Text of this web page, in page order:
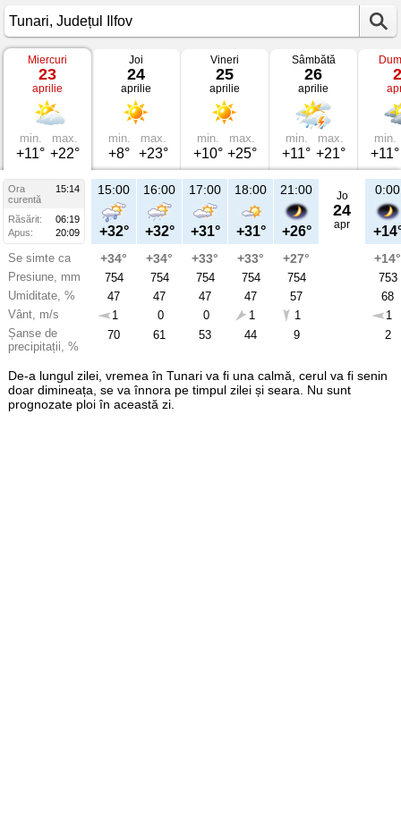
Vremea
Tunari
aprilie
2025
Județul
Ilfov
Miercuri
23
aprilie
min.
+11°
max.
+22°
Joi
24
aprilie
min.
+8°
max.
+23°
Vineri
25
aprilie
min.
+10°
max.
+25°
Sâmbătă
26
aprilie
min.
+11°
max.
+21°
min.
+11°
Ora
15:14
curentă
Răsărit:
06:19
Apus:
20:09
Se simte ca
Presiune, mm
Umiditate, %
Vânt, m/s
Șanse de
precipitații, %
15:00
+32°
+34°
754
47
1
70
16:00
+32°
+34°
754
47
0
61
17:00
+31°
+33°
754
47
0
53
18:00
+31°
+33°
754
47
1
44
21:00
+26°
+27°
754
57
1
9
Jo
24
apr
0:00
+14°
753
68
1
2
De-a lungul zilei, vremea în Tunari va fi una calmă, cerul va fi senin
doar dimineața, se va înnora pe timpul zilei și seara. Nu sunt
prognozate ploi în această zi.